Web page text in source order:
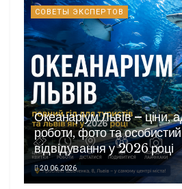
СОВЕТЫ ЭКСПЕРТОВ
Океанаріум Львів – ціни,
роботи, фото та
відвідування у 2026 році
20.06.2026